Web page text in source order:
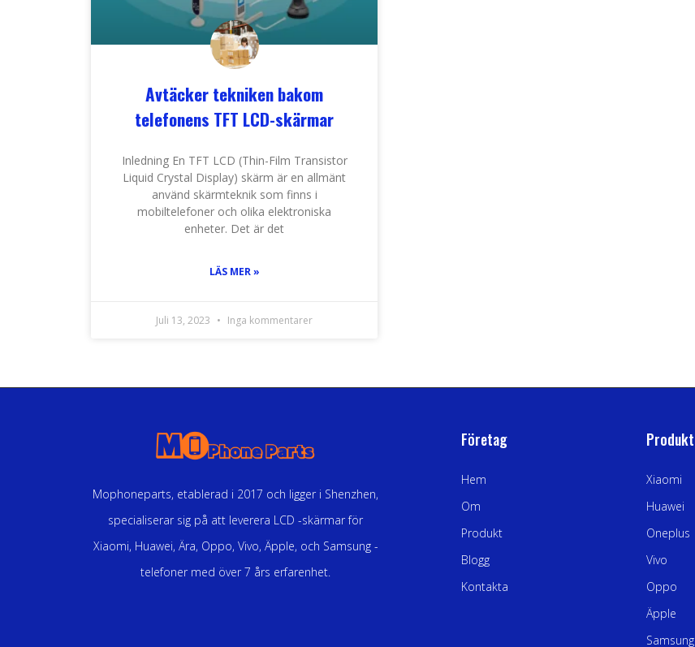
Avtäcker tekniken bakom
telefonens TFT LCD-skärmar
Inledning En TFT LCD (Thin-Film Transistor
Liquid Crystal Display) skärm är en allmänt
använd skärmteknik som finns i
mobiltelefoner och olika elektroniska
enheter. Det är det
LÄS MER »
Juli 13, 2023 Inga kommentarer
Mophoneparts, etablerad i 2017 och ligger i Shenzhen,
specialiserar sig på att leverera LCD -skärmar för
Xiaomi, Huawei, Ära, Oppo, Vivo, Äpple, och Samsung -
telefoner med över 7 års erfarenhet.
Företag
Hem
Om
Produkt
Blogg
Kontakta
Produkt
Xiaomi
Huawei
Oneplus
Vivo
Oppo
Äpple
Samsung